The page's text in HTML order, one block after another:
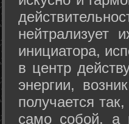
нейтрализует
инициатора,
в центр
энергии,
получается
само собой, а